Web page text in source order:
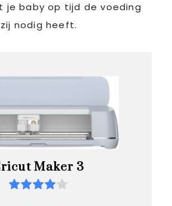
je baby op tijd de voeding
nodig heeft.
Maker 3